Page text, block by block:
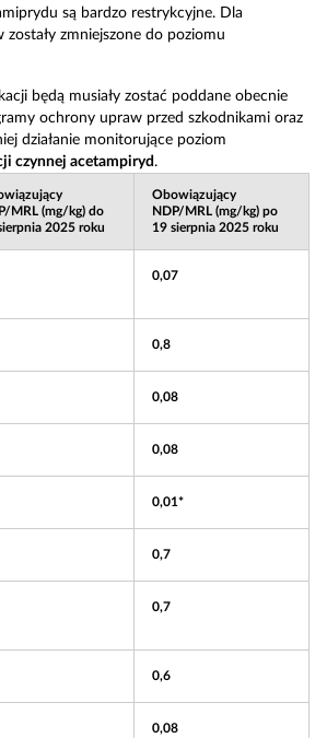
są bardzo restrykcyjne. Dla
zmniejszone do poziomu
będą musiały zostać poddane obecnie
ochrony upraw przed szkodnikami oraz
działanie monitorujące poziom
czynnej acetampiryd .
MRL (mg/kg) do
2025 roku
Obowiązujący
NDP/MRL (mg/kg) po
19 sierpnia 2025 roku
0,07
0,8
0,08
0,08
0,01*
0,7
0,7
0,6
0,08